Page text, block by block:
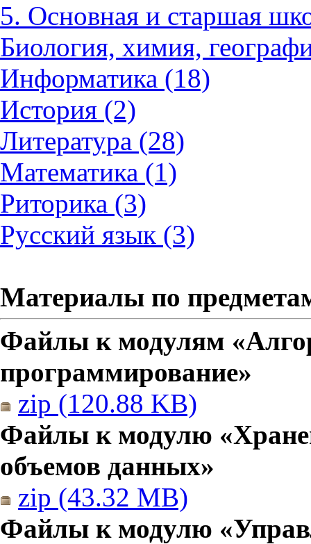
5. Основная и старшая
Биология, химия,
Информатика (18)
История (2)
Литература (28)
Математика (1)
Риторика (3)
Русский язык (3)
Материалы по
Файлы к модулям
программирование»
zip (120.88 KB)
Файлы к модулю
объемов данных»
zip (43.32 MB)
Файлы к модулю